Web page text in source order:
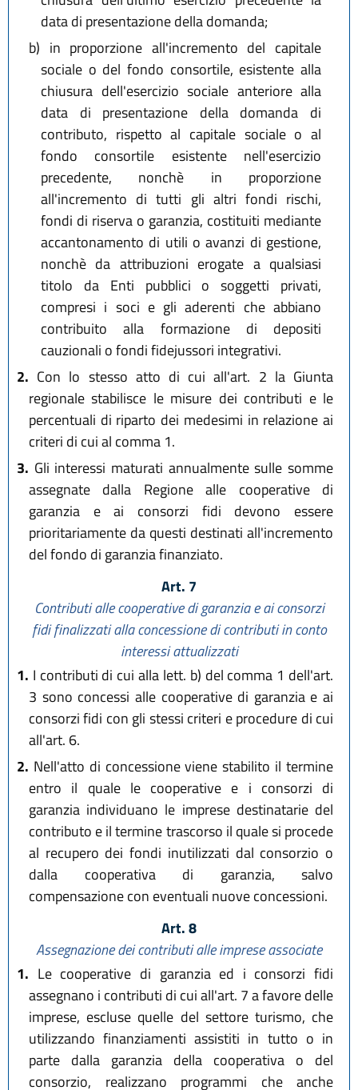
data di presentazione della domanda;
b) in proporzione all'incremento del capitale
sociale o del fondo consortile, esistente alla
chiusura dell'esercizio sociale anteriore alla
data di presentazione della domanda di
contributo, rispetto al capitale sociale o al
fondo consortile esistente nell'esercizio
precedente, nonchè in proporzione
all'incremento di tutti gli altri fondi rischi,
fondi di riserva o garanzia, costituiti mediante
accantonamento di utili o avanzi di gestione,
nonchè da attribuzioni erogate a qualsiasi
titolo da Enti pubblici o soggetti privati,
compresi i soci e gli aderenti che abbiano
contribuito alla formazione di depositi
cauzionali o fondi fidejussori integrativi.
2. Con lo stesso atto di cui all'art. 2 la Giunta
regionale stabilisce le misure dei contributi e le
percentuali di riparto dei medesimi in relazione ai
criteri di cui al comma 1.
3. Gli interessi maturati annualmente sulle somme
assegnate dalla Regione alle cooperative di
garanzia e ai consorzi fidi devono essere
prioritariamente da questi destinati all'incremento
del fondo di garanzia finanziato.
Art. 7
Contributi alle cooperative di garanzia e ai consorzi
fidi finalizzati alla concessione di contributi in conto
interessi attualizzati
1. I contributi di cui alla lett. b) del comma 1 dell'art.
3 sono concessi alle cooperative di garanzia e ai
consorzi fidi con gli stessi criteri e procedure di cui
all'art. 6.
2. Nell'atto di concessione viene stabilito il termine
entro il quale le cooperative e i consorzi di
garanzia individuano le imprese destinatarie del
contributo e il termine trascorso il quale si procede
al recupero dei fondi inutilizzati dal consorzio o
dalla cooperativa di garanzia, salvo
compensazione con eventuali nuove concessioni.
Art. 8
Assegnazione dei contributi alle imprese associate
1. Le cooperative di garanzia ed i consorzi fidi
assegnano i contributi di cui all'art. 7 a favore delle
imprese, escluse quelle del settore turismo, che
utilizzando finanziamenti assistiti in tutto o in
parte dalla garanzia della cooperativa o del
consorzio, realizzano programmi che anche